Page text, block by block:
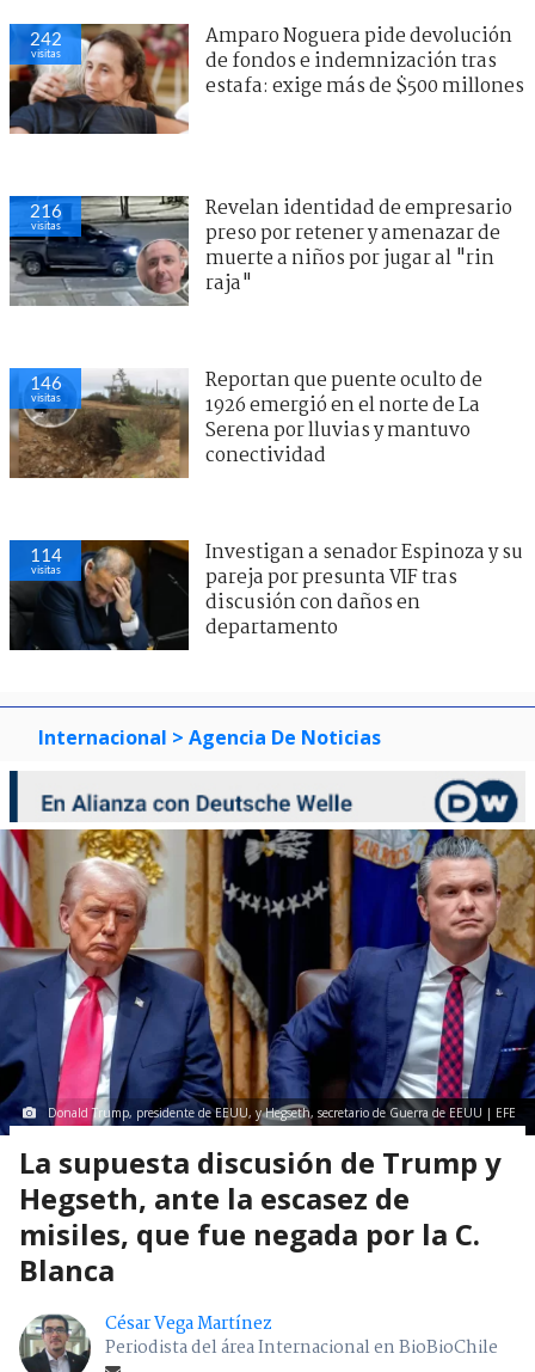
242
visitas
Amparo Noguera pide devolución
de fondos e indemnización tras
estafa: exige más de $500 millones
216
visitas
Revelan identidad de empresario
preso por retener y amenazar de
muerte a niños por jugar al "rin
raja"
146
visitas
Reportan que puente oculto de
1926 emergió en el norte de La
Serena por lluvias y mantuvo
conectividad
114
visitas
Investigan a senador Espinoza y su
pareja por presunta VIF tras
discusión con daños en
departamento
Internacional > Agencia De Noticias
Donald Trump, presidente de EEUU, y Hegseth, secretario de Guerra de EEUU | EFE
La supuesta discusión de Trump y
Hegseth, ante la escasez de
misiles, que fue negada por la C.
Blanca
César Vega Martínez
Periodista del área Internacional en BioBioChile